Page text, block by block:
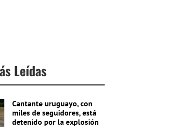
Leídas
Cantante uruguayo, con
miles de seguidores, está
detenido por la explosión